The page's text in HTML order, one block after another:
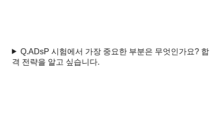
Q.ADsP 시험에서 가장 중요한 부분은 무엇인가요? 합
격 전략을 알고 싶습니다.